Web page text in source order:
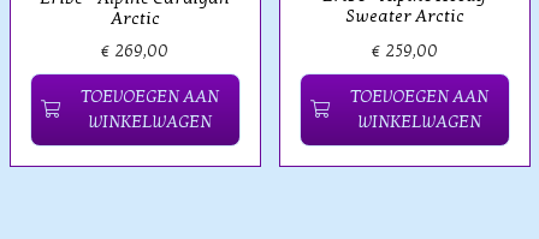
Arctic
€ 269,00
TOEVOEGEN AAN
WINKELWAGEN
Sweater Arctic
€ 259,00
TOEVOEGEN AAN
WINKELWAGEN